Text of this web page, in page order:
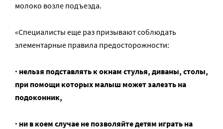
молоко возле подъезда.
«Специалисты еще раз призывают соблюдать
элементарные правила предосторожности:
· нельзя подставлять к окнам стулья, диваны, столы,
при помощи которых малыш может залезть на
подоконник,
· ни в коем случае не позволяйте детям играть на